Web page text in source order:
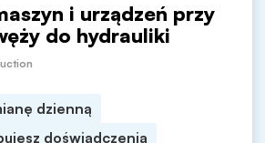
i urządzeń przy
do hydrauliki
dzienną
doświadczenia